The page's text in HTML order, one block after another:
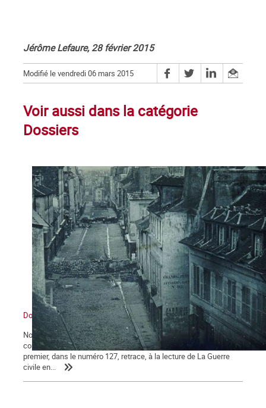
Jérôme Lefaure, 28 février 2015
Modifié le vendredi 06 mars 2015
Voir aussi dans la catégorie
Dossiers
Dossier La Commune de Paris 150e anniversaire
Notre journal La Commune propose à ses lecteurs deux dossiers
consacrés au 150e anniversaire de la Commune de Paris : le
premier, dans le numéro 127, retrace, à la lecture de La Guerre
civile en...